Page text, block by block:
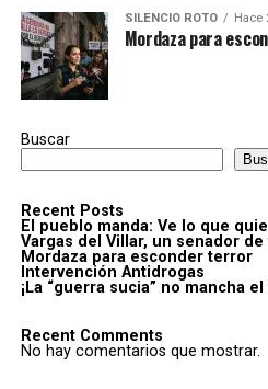
SILENCIO ROTO Hace
Mordaza para
Buscar
Recent Posts
El pueblo manda: Ve lo que
Vargas del Villar, un senador
Mordaza para esconder terror
Intervención Antidrogas
¡La “guerra sucia” no mancha
Recent Comments
No hay comentarios que mostrar.